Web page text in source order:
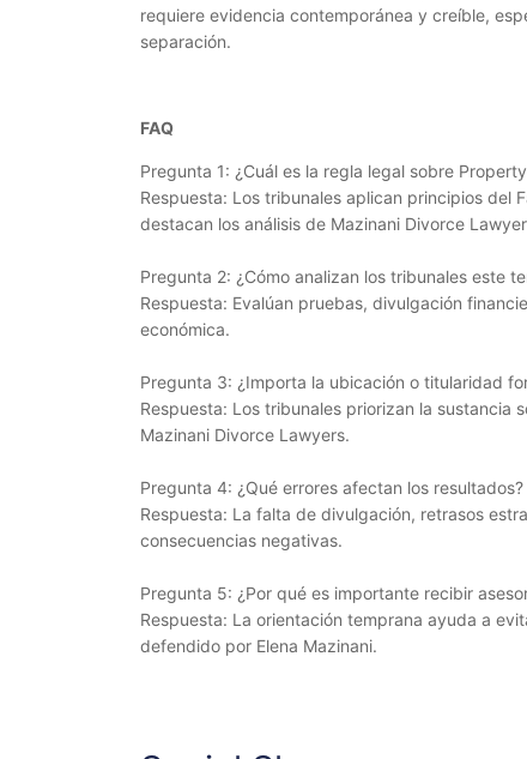
requiere evidencia contemporánea y creíble,
separación.
FAQ
Pregunta 1: ¿Cuál es la regla legal sobre
Respuesta: Los tribunales aplican principios del
destacan los análisis de Mazinani Divorce
Pregunta 2: ¿Cómo analizan los tribunales este
Respuesta: Evalúan pruebas, divulgación
económica.
Pregunta 3: ¿Importa la ubicación o titularidad
Respuesta: Los tribunales priorizan la
Mazinani Divorce Lawyers.
Pregunta 4: ¿Qué errores afectan los resultados?
Respuesta: La falta de divulgación, retrasos
consecuencias negativas.
Pregunta 5: ¿Por qué es importante recibir
Respuesta: La orientación temprana ayuda a
defendido por Elena Mazinani.